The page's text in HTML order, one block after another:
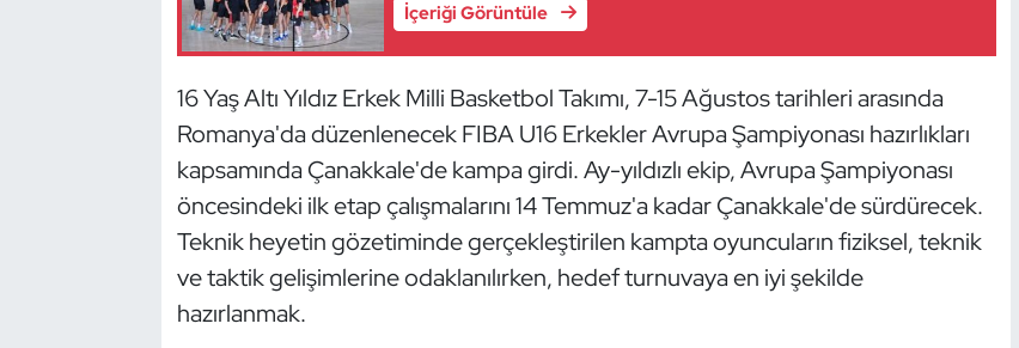
İçeriği Görüntüle
16 Yaş Altı Yıldız Erkek Milli Basketbol Takımı, 7-15 Ağustos tarihleri arasında
Romanya'da düzenlenecek FIBA U16 Erkekler Avrupa Şampiyonası hazırlıkları
kapsamında Çanakkale'de kampa girdi. Ay-yıldızlı ekip, Avrupa Şampiyonası
öncesindeki ilk etap çalışmalarını 14 Temmuz'a kadar Çanakkale'de sürdürecek.
Teknik heyetin gözetiminde gerçekleştirilen kampta oyuncuların fiziksel, teknik
ve taktik gelişimlerine odaklanılırken, hedef turnuvaya en iyi şekilde
hazırlanmak.